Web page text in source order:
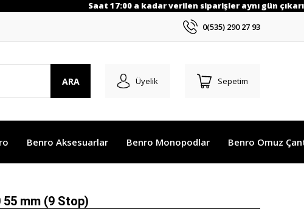
Saat 17:00 a kadar verilen siparişler aynı gün
0(535) 290 27 93
ARA Üyelik Sepetim
Benro Aksesuarlar Benro Monopodlar Benro Omuz
55 mm (9 Stop)